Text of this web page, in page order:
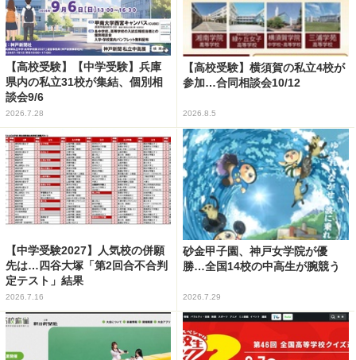
【高校受験】【中学受験】兵庫
県内の私立31校が集結、個別相
談会9/6
2026.7.28
【高校受験】横須賀の私立4校が
参加…合同相談会10/12
2026.8.5
【中学受験2027】人気校の併願
先は…四谷大塚「第2回合不合判
定テスト」結果
2026.7.16
砂金甲子園、神戸女学院が優
勝…全国14校の中高生が腕競う
2026.7.29